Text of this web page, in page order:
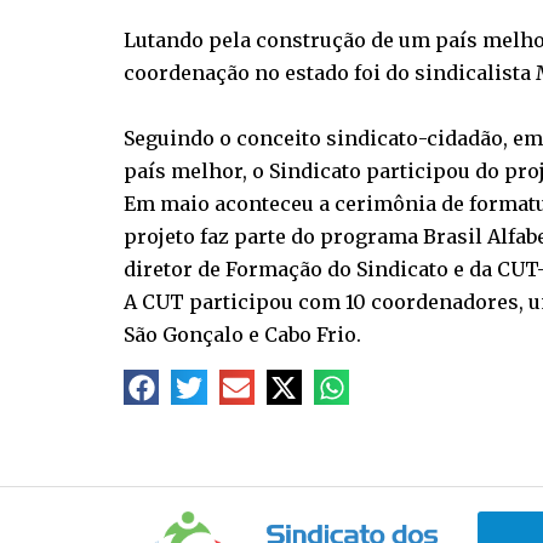
Lutando pela construção de um país
coordenação no estado foi do sindicalista
Seguindo o conceito sindicato-cidadão,
país melhor, o Sindicato participou do
Em maio aconteceu a cerimônia de
projeto faz parte do programa Brasil
diretor de Formação do Sindicato e da
A CUT participou com 10 coordenadores,
São Gonçalo e Cabo Frio.